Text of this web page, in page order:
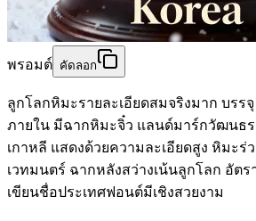
พรอมต์ คัดลอก
ลูกโลกหิมะรายละเอียดสมจริงมาก บรร
ภายใน มีฉากหิมะจิ๋ว แลนด์มาร์กวัฒนธ
เกาหลี แสดงด้วยความละเอียดสูง หิมะร่
เวทมนตร์ ฉากหลังสว่างเน้นลูกโลก อัตร
เขียนชื่อประเทศฟอนต์มีเชิงสวยงาม